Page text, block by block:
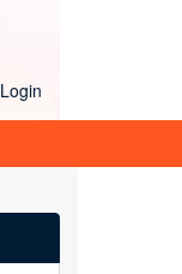
Login